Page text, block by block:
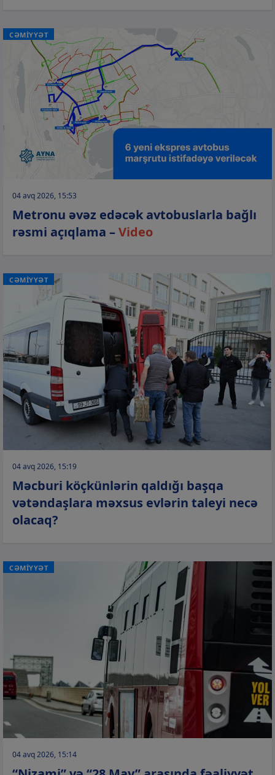
CƏMİYYƏT
04 avq 2026, 15:53
Metronu əvəz edəcək avtobuslarla bağlı
rəsmi açıqlama –Video
CƏMİYYƏT
04 avq 2026, 15:19
Məcburi köçkünlərin qaldığı başqa
vətəndaşlara məxsus evlərin taleyi necə
olacaq?
CƏMİYYƏT
04 avq 2026, 15:14